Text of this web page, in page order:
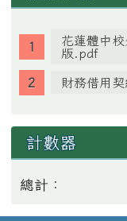
花蓮體中
版.pdf
財務借用
計數器
總計：